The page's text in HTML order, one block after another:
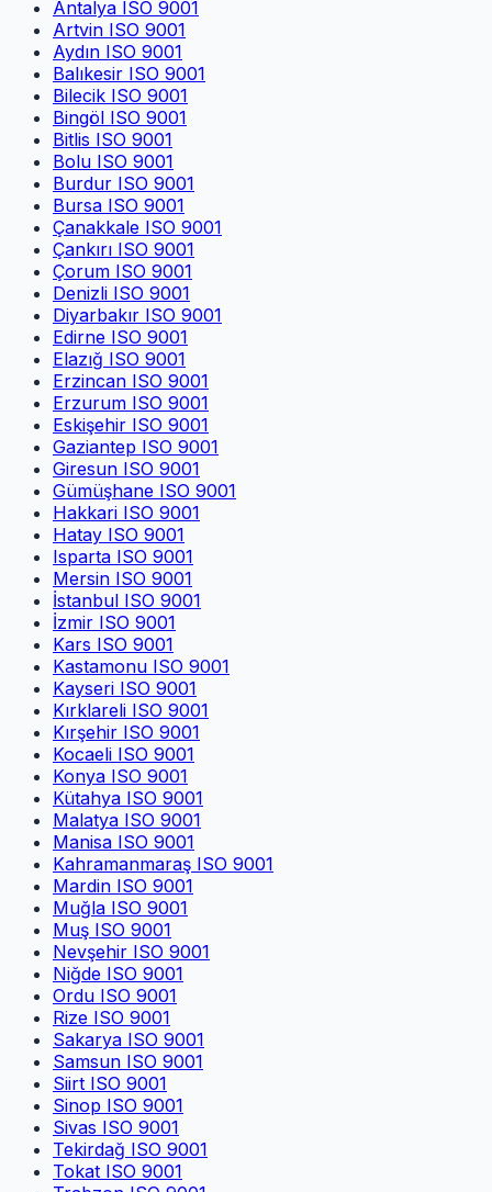
Antalya ISO 9001
Artvin ISO 9001
Aydın ISO 9001
Balıkesir ISO 9001
Bilecik ISO 9001
Bingöl ISO 9001
Bitlis ISO 9001
Bolu ISO 9001
Burdur ISO 9001
Bursa ISO 9001
Çanakkale ISO 9001
Çankırı ISO 9001
Çorum ISO 9001
Denizli ISO 9001
Diyarbakır ISO 9001
Edirne ISO 9001
Elazığ ISO 9001
Erzincan ISO 9001
Erzurum ISO 9001
Eskişehir ISO 9001
Gaziantep ISO 9001
Giresun ISO 9001
Gümüşhane ISO 9001
Hakkari ISO 9001
Hatay ISO 9001
Isparta ISO 9001
Mersin ISO 9001
İstanbul ISO 9001
İzmir ISO 9001
Kars ISO 9001
Kastamonu ISO 9001
Kayseri ISO 9001
Kırklareli ISO 9001
Kırşehir ISO 9001
Kocaeli ISO 9001
Konya ISO 9001
Kütahya ISO 9001
Malatya ISO 9001
Manisa ISO 9001
Kahramanmaraş ISO 9001
Mardin ISO 9001
Muğla ISO 9001
Muş ISO 9001
Nevşehir ISO 9001
Niğde ISO 9001
Ordu ISO 9001
Rize ISO 9001
Sakarya ISO 9001
Samsun ISO 9001
Siirt ISO 9001
Sinop ISO 9001
Sivas ISO 9001
Tekirdağ ISO 9001
Tokat ISO 9001